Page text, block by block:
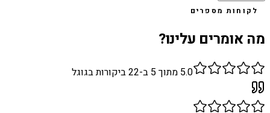
לקוחות מספרים
מה אומרים עלינו?
5.0 מתוך 5 ב- 22ביקורות בגוגל